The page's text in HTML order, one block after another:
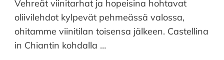
Vehreät viinitarhat ja hopeisina hohtavat
oliivilehdot kylpevät pehmeässä valossa,
ohitamme viinitilan toisensa jälkeen. Castellina
in Chiantin kohdalla …